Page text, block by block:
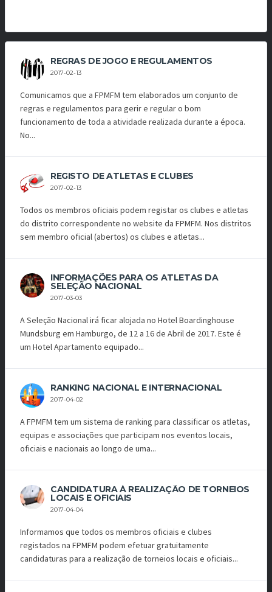
REGRAS DE JOGO E REGULAMENTOS
2017-02-13
Comunicamos que a FPMFM tem elaborados um conjunto de
regras e regulamentos para gerir e regular o bom
funcionamento de toda a atividade realizada durante a época.
No...
REGISTO DE ATLETAS E CLUBES
2017-02-13
Todos os membros oficiais podem registar os clubes e atletas
do distrito correspondente no website da FPMFM. Nos distritos
sem membro oficial (abertos) os clubes e atletas...
INFORMAÇÕES PARA OS ATLETAS DA
SELEÇÃO NACIONAL
2017-03-03
A Seleção Nacional irá ficar alojada no Hotel Boardinghouse
Mundsburg em Hamburgo, de 12 a 16 de Abril de 2017. Este é
um Hotel Apartamento equipado...
RANKING NACIONAL E INTERNACIONAL
2017-04-02
A FPMFM tem um sistema de ranking para classificar os atletas,
equipas e associações que participam nos eventos locais,
oficiais e nacionais ao longo de uma...
CANDIDATURA À REALIZAÇÃO DE TORNEIOS
LOCAIS E OFICIAIS
2017-04-04
Informamos que todos os membros oficiais e clubes
registados na FPMFM podem efetuar gratuitamente
candidaturas para a realização de torneios locais e oficiais...